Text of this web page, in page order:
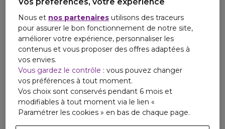
Nous et nos partenaires utilisons des traceurs
pour assurer le bon fonctionnement de notre site,
améliorer votre expérience, personnaliser les
contenus et vous proposer des offres adaptées à
vos envies.
Vous gardez le contrôle : vous pouvez changer
vos préférences à tout moment.
Vos choix sont conservés pendant 6 mois et
modifiables à tout moment via le lien «
Paramétrer les cookies » en bas de chaque page.